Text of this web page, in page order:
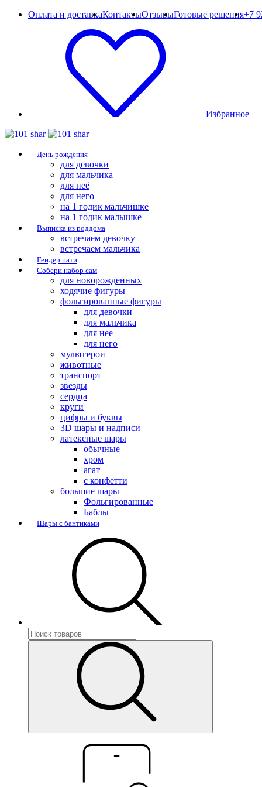
Оплата и доставкаКонтактыОтзывыГотовые решения+7
Избранное
День рождения
для девочки
для мальчика
для неё
для него
на 1 годик мальчишке
на 1 годик малышке
Выписка из роддома
встречаем девочку
встречаем мальчика
Гендер пати
Собери набор сам
для новорожденных
ходячие фигуры
фольгированные фигуры
для девочки
для мальчика
для нее
для него
мультгерои
животные
транспорт
звезды
сердца
круги
цифры и буквы
3D шары и надписи
латексные шары
обычные
хром
агат
с конфетти
большие шары
Фольгированные
Баблы
Шары с бантиками